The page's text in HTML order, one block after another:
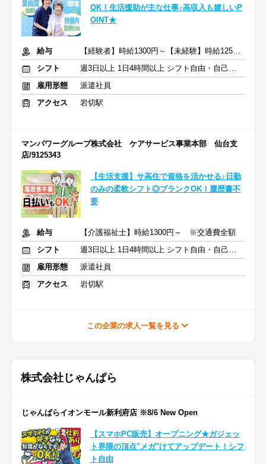
OK！生活援助が主な仕事♪高収入も嬉しいP
OINT★
給与
【経験者】時給1300円～【未経験】時給1250円～ ※交通費全額
シフト
週3日以上 1日4時間以上 シフト自由・自己申告
雇用形態
派遣社員
アクセス
岩切駅
マンパワーグループ株式会社 ケアサービス事業本部 仙台支
店/9125343
【生活支援】サ高住で資格を活かせる♪日勤
のみの柔軟シフト◎ブランクOK！履歴書不
要
給与
【介護福祉士】時給1300円～ ※交通費全額
シフト
週3日以上 1日4時間以上 シフト自由・自己申告
雇用形態
派遣社員
アクセス
岩切駅
この企業の求人一覧を見る
株式会社じゃんぱら
じゃんぱらイオンモール新利府店 ※8/6 New Open
【スマホPC販売】オープニング★ガジェッ
ト界隈の頂点"メガ"けてアップデート！シフ
ト自由